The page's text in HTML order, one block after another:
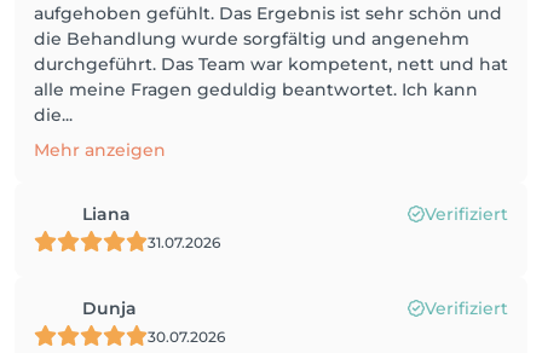
aufgehoben gefühlt. Das Ergebnis ist sehr schön und
die Behandlung wurde sorgfältig und angenehm
durchgeführt. Das Team war kompetent, nett und hat
alle meine Fragen geduldig beantwortet. Ich kann
die...
Mehr anzeigen
Liana Verifiziert
31.07.2026
Dunja Verifiziert
30.07.2026